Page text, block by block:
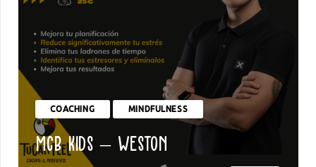
COACHING MINDFULNESS
MCB Kids – Weston